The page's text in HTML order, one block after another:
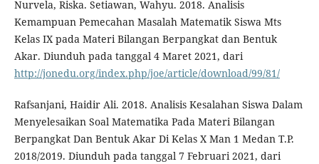
Nurvela, Riska. Setiawan, Wahyu. 2018. Analisis
Kemampuan Pemecahan Masalah Matematik Siswa Mts
Kelas IX pada Materi Bilangan Berpangkat dan Bentuk
Akar. Diunduh pada tanggal 4 Maret 2021, dari
http://jonedu.org/index.php/joe/article/download/99/81/
Rafsanjani, Haidir Ali. 2018. Analisis Kesalahan Siswa Dalam
Menyelesaikan Soal Matematika Pada Materi Bilangan
Berpangkat Dan Bentuk Akar Di Kelas X Man 1 Medan T.P.
2018/2019. Diunduh pada tanggal 7 Februari 2021, dari